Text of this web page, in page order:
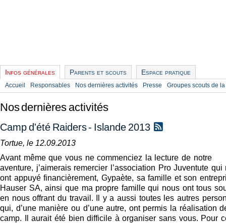
Infos générales Parents et scouts Espace pratique
Accueil Responsables Nos dernières activités Presse Groupes scouts de
Nos dernières activités
Camp d'été Raiders - Islande 2013
Tortue, le 12.09.2013
Avant même que vous ne commenciez la lecture de notre
aventure, j’aimerais remercier l’association Pro Juventute qui
ont appuyé financièrement, Gypaète, sa famille et son
Hauser SA, ainsi que ma propre famille qui nous ont tous
en nous offrant du travail. Il y a aussi toutes les autres
qui, d’une manière ou d’une autre, ont permis la réalisation
camp. Il aurait été bien difficile à organiser sans vous. Pour